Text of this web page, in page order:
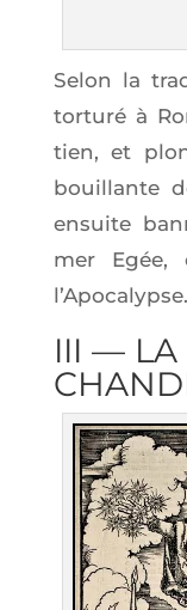
Selon la
tor­tu­ré à
tien, et
bouillante
ensuite
mer
l’Apocalypse.
III — LA